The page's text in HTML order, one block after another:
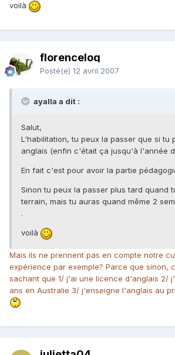
voilà
florenceloq
Posté(e) 12 avril 2007
ayalla a dit :
Salut,
L'habilitation, tu peux la passer que si tu
anglais (enfin c'était ça jusqu'à l'année
En fait c'est pour avoir la partie
Sinon tu peux la passer plus tard quand
terrain, mais tu auras quand même 2
.
voilà
Mais ils ne prennent pas en compte notre
expérience par exemple? Parce que sinon,
sachant que 1/ j'ai une licence d'anglais 2/
ans en Australie 3/ j'enseigne l'anglais au